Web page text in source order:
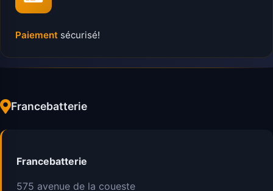
Paiement sécurisé!
Francebatterie
Francebatterie
575 avenue de la coueste